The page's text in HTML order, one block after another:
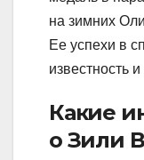
на зимних
Ее успехи в
известность
Какие
о Зили